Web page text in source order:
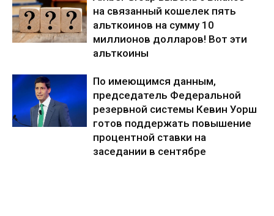
на связанный кошелек пять
альткоинов на сумму 10
миллионов долларов! Вот эти
альткоины
По имеющимся данным,
председатель Федеральной
резервной системы Кевин Уорш
готов поддержать повышение
процентной ставки на
заседании в сентябре